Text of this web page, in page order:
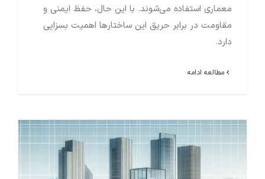
معماری استفاده می‌شوند. با این حال، حفظ ایمنی و
مقاومت در برابر حریق این ساختارها اهمیت بسزایی
دارد.
مطالعه ادامه